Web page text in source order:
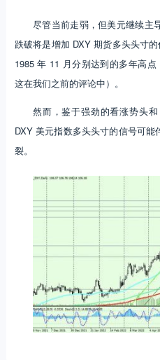
尽管当前走弱，但美元继续主
跌破将是增加 DXY 期货多头头寸
1985 年 11 月分别达到的多年高
这在我们之前的评论中）。
然而，鉴于强劲的看涨势头
DXY 美元指数多头头寸的信号可
裂。